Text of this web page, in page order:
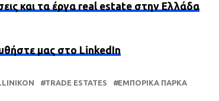
και τα έργα real estate στην Ελλάδα
μας στο LinkedIn
TRADE ESTATES
ΕΜΠΟΡΙΚΆ ΠΆΡΚΑ